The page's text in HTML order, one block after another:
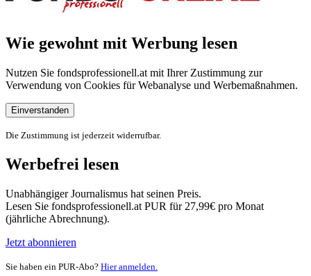
Wie gewohnt mit Werbung lesen
Nutzen Sie fondsprofessionell.at mit Ihrer Zustimmung zur
Verwendung von Cookies für Webanalyse und Werbemaßnahmen.
Einverstanden
Die Zustimmung ist jederzeit widerrufbar.
Werbefrei lesen
Unabhängiger Journalismus hat seinen Preis.
Lesen Sie fondsprofessionell.at PUR für 27,99€ pro Monat
(jährliche Abrechnung).
Jetzt abonnieren
Sie haben ein PUR-Abo? Hier anmelden.